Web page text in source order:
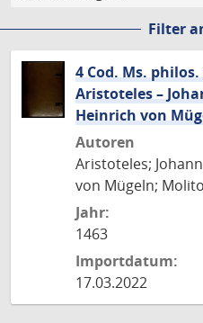
Filter
4 Cod. Ms. philos.
Aristoteles –
Heinrich von
Autoren
Aristoteles;
von Mügeln;
Jahr:
1463
Importdatum:
17.03.2022